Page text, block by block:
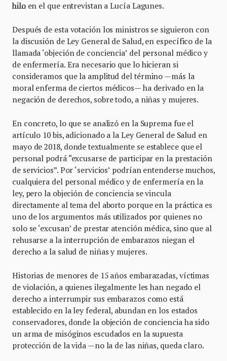
hiloen el que entrevistan a Lucía Lagunes.
Después de esta votación los ministros se siguieron con
la discusión de Ley General de Salud, en específico de la
llamada ‘objeción de conciencia’ del personal médico y
de enfermería. Era necesario que lo hicieran si
consideramos que la amplitud del término —más la
moral enferma de ciertos médicos— ha derivado en la
negación de derechos, sobre todo, a niñas y mujeres.
En concreto, lo que se analizó en la Suprema fue el
artículo 10 bis, adicionado a la Ley General de Salud en
mayo de 2018, donde textualmente se establece que el
personal podrá “excusarse de participar en la prestación
de servicios”. Por ‘servicios’ podrían entenderse muchos,
cualquiera del personal médico y de enfermería en la
ley, pero la objeción de conciencia se vincula
directamente al tema del aborto porque en la práctica es
uno de los argumentos más utilizados por quienes no
solo se ‘excusan’ de prestar atención médica, sino que al
rehusarse a la interrupción de embarazos niegan el
derecho a la salud de niñas y mujeres.
Historias de menores de 15 años embarazadas, víctimas
de violación, a quienes ilegalmente les han negado el
derecho a interrumpir sus embarazos como está
establecido en la ley federal, abundan en los estados
conservadores, donde la objeción de conciencia ha sido
un arma de misóginos escudados en la supuesta
protección de la vida —no la de las niñas, queda claro.